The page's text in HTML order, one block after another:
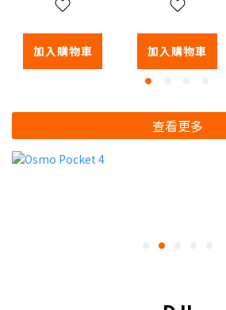
加入購物車 加入購物車
查看更多